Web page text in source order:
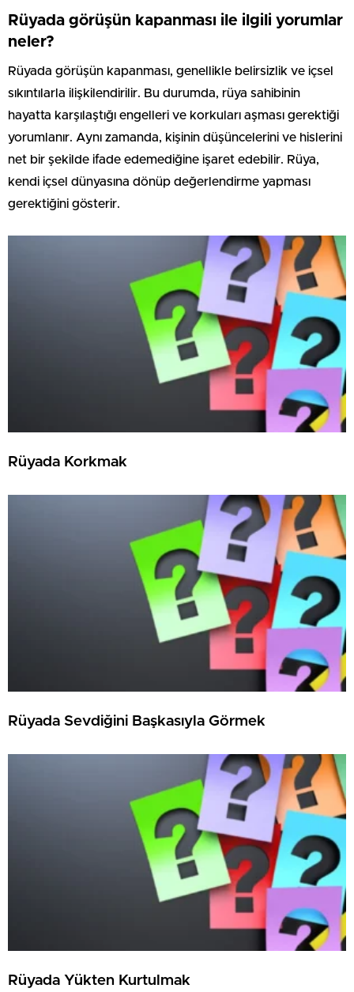
Rüyada görüşün kapanması ile ilgili yorumlar
neler?
Rüyada görüşün kapanması, genellikle belirsizlik ve içsel
sıkıntılarla ilişkilendirilir. Bu durumda, rüya sahibinin
hayatta karşılaştığı engelleri ve korkuları aşması gerektiği
yorumlanır. Aynı zamanda, kişinin düşüncelerini ve hislerini
net bir şekilde ifade edemediğine işaret edebilir. Rüya,
kendi içsel dünyasına dönüp değerlendirme yapması
gerektiğini gösterir.
Rüyada Korkmak
Rüyada Sevdiğini Başkasıyla Görmek
Rüyada Yükten Kurtulmak